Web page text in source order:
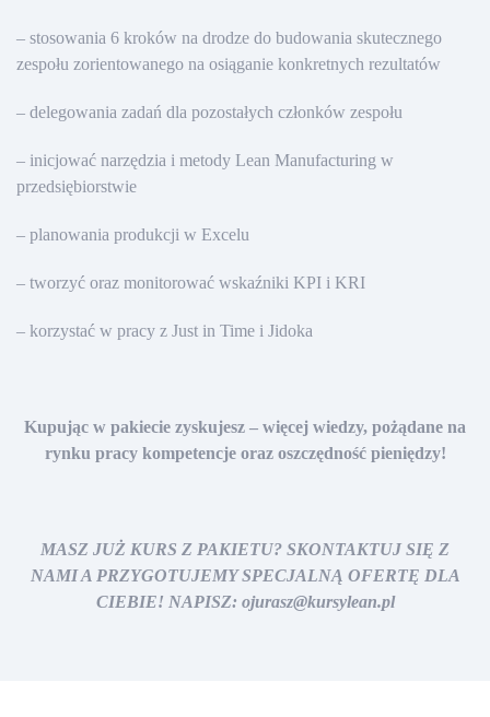
– stosowania 6 kroków na drodze do budowania skutecznego
zespołu zorientowanego na osiąganie konkretnych rezultatów
– delegowania zadań dla pozostałych członków zespołu
– inicjować narzędzia i metody Lean Manufacturing w
przedsiębiorstwie
– planowania produkcji w Excelu
– tworzyć oraz monitorować wskaźniki KPI i KRI
– korzystać w pracy z Just in Time i Jidoka
Kupując w pakiecie zyskujesz – więcej wiedzy, pożądane na
rynku pracy kompetencje oraz oszczędność pieniędzy!
MASZ JUŻ KURS Z PAKIETU? SKONTAKTUJ SIĘ Z
NAMI A PRZYGOTUJEMY SPECJALNĄ OFERTĘ DLA
CIEBIE! NAPISZ: ojurasz@kursylean.pl